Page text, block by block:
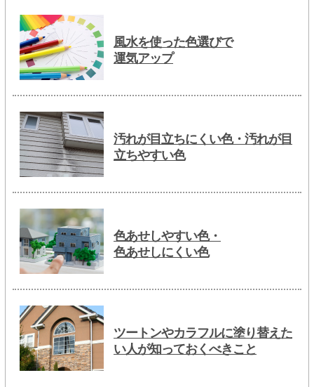
風水を使った色選びで
運気アップ
汚れが目立ちにくい色・汚れが目
立ちやすい色
色あせしやすい色・
色あせしにくい色
ツートンやカラフルに塗り替えた
い人が知っておくべきこと